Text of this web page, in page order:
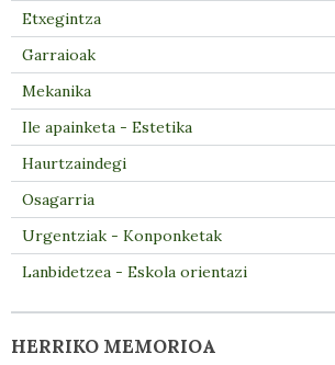
Etxegintza
Garraioak
Mekanika
Ile apainketa - Estetika
Haurtzaindegi
Osagarria
Urgentziak - Konponketak
Lanbidetzea - Eskola orientazi
HERRIKO MEMORIOA